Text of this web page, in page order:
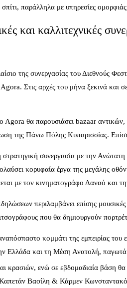
σπίτι, παράλληλα με υπηρεσίες
και καλλιτεχνικές
της συνεργασίας του Διεθνούς
Στις αρχές του μήνα ξεκινά και
θα παρουσιάσει bazaar αντικών,
της Πάνω Πόλης Κυπαρισσίας.
συνεργασία με την
κορυφαία έργα της μεγάλης
με τον κινηματογράφο Δαναό
περιλαμβάνει επίσης
που θα δημιουργούν
κομμάτι της εμπειρίας
Ελλάδα και τη Μέση Ανατολή, παγωτά
κρασιών, ενώ σε εβδομαδιαία βάση
Βασίλη & Κάρμεν